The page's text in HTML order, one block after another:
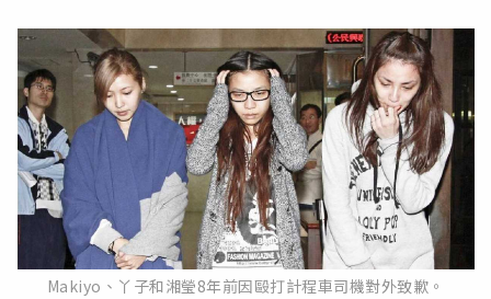
Makiyo、丫子和湘瑩8年前因毆打計程車司機對外致歉。